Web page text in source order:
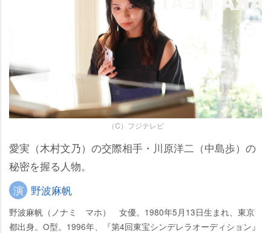
（C）フジテレビ
愛実（木村文乃）の交際相手・川原洋二（中島歩）の
秘密を握る人物。
演 野波麻帆
野波麻帆（ノナミ マホ） 女優。1980年5月13日生まれ、東京
都出身。O型。1996年、『第4回東宝シンデレラオーディション』